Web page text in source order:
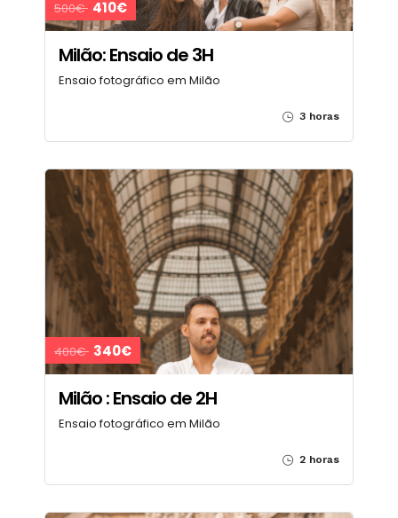
500€ 410€
Milão: Ensaio de 3H
Ensaio fotográfico em Milão
3 horas
400€ 340€
Milão : Ensaio de 2H
Ensaio fotográfico em Milão
2 horas